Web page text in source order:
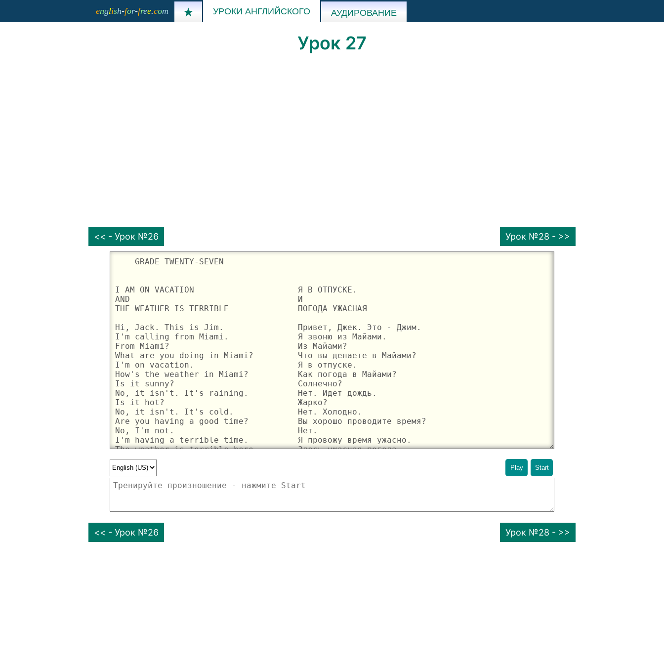
english-for-free.com  УРОКИ АНГЛИЙСКОГО АУДИРОВАНИЕ
Урок 27
<< - Урок №26 Урок №28 - >>
Start
Play
<< - Урок №26 Урок №28 - >>